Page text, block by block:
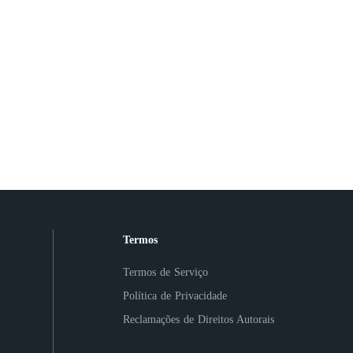
Termos
Termos de Serviço
Política de Privacidade
Reclamações de Direitos Autorais